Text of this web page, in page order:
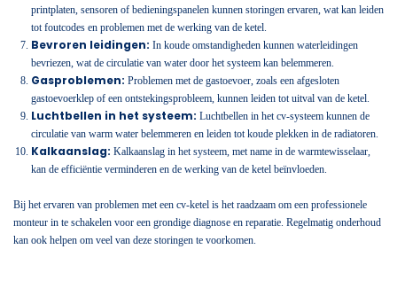
printplaten, sensoren of bedieningspanelen kunnen storingen ervaren, wat kan leiden
tot foutcodes en problemen met de werking van de ketel.
Bevroren leidingen: In koude omstandigheden kunnen waterleidingen
bevriezen, wat de circulatie van water door het systeem kan belemmeren.
Gasproblemen: Problemen met de gastoevoer, zoals een afgesloten
gastoevoerklep of een ontstekingsprobleem, kunnen leiden tot uitval van de ketel.
Luchtbellen in het systeem: Luchtbellen in het cv-systeem kunnen de
circulatie van warm water belemmeren en leiden tot koude plekken in de radiatoren.
Kalkaanslag: Kalkaanslag in het systeem, met name in de warmtewisselaar,
kan de efficiëntie verminderen en de werking van de ketel beïnvloeden.
Bij het ervaren van problemen met een cv-ketel is het raadzaam om een professionele
monteur in te schakelen voor een grondige diagnose en reparatie. Regelmatig onderhoud
kan ook helpen om veel van deze storingen te voorkomen.